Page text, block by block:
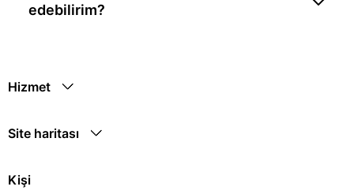
edebilirim?
Hizmet
Site haritası
Kişi